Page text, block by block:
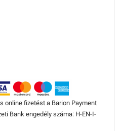
online fizetést a Barion Payment
Bank engedély száma: H-EN-I-